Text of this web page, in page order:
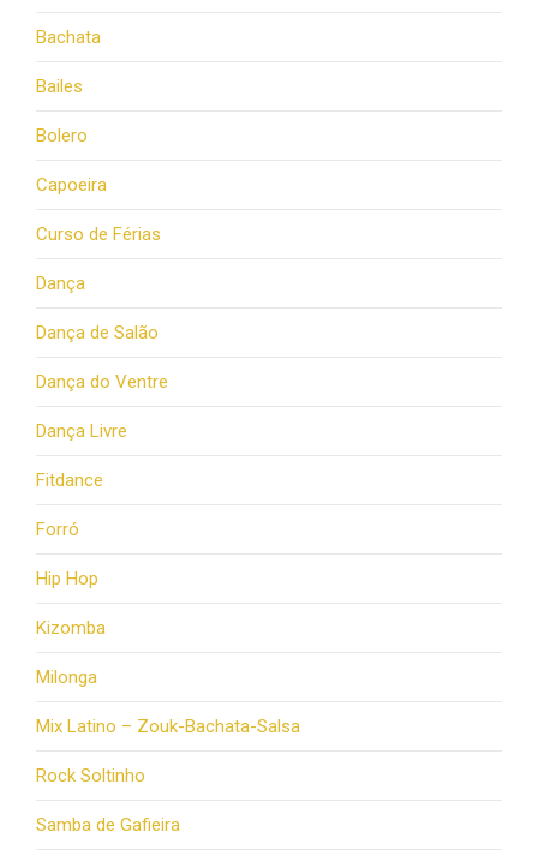
Bachata
Bailes
Bolero
Capoeira
Curso de Férias
Dança
Dança de Salão
Dança do Ventre
Dança Livre
Fitdance
Forró
Hip Hop
Kizomba
Milonga
Mix Latino – Zouk-Bachata-Salsa
Rock Soltinho
Samba de Gafieira